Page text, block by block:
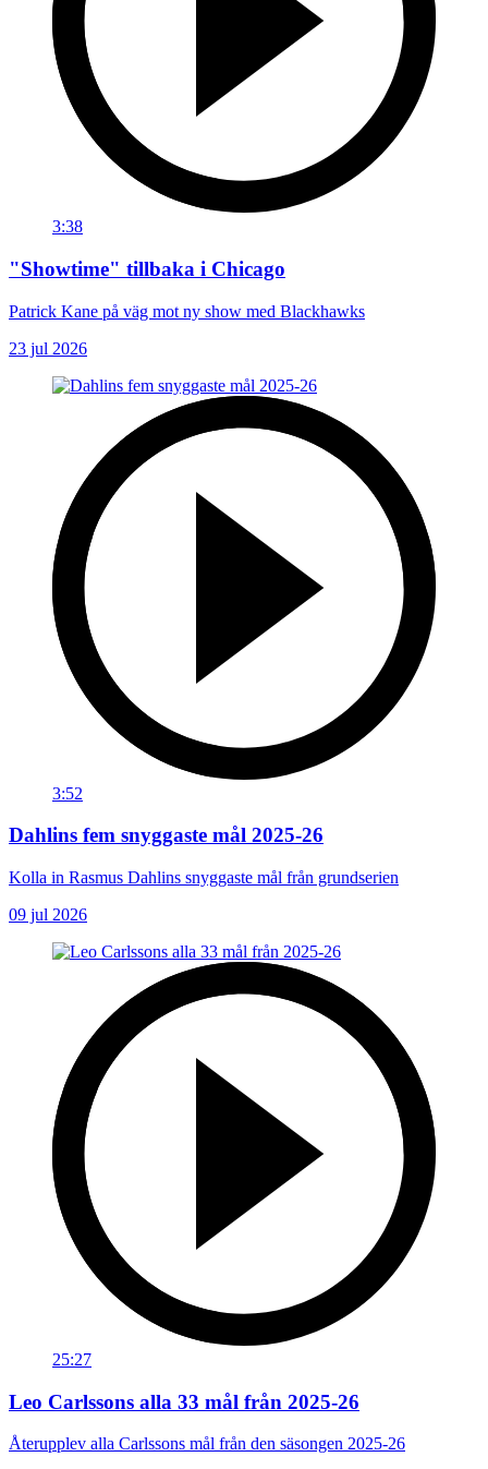
3:38
"Showtime" tillbaka i Chicago
Patrick Kane på väg mot ny show med Blackhawks
23 jul 2026
3:52
Dahlins fem snyggaste mål 2025-26
Kolla in Rasmus Dahlins snyggaste mål från grundserien
09 jul 2026
25:27
Leo Carlssons alla 33 mål från 2025-26
Återupplev alla Carlssons mål från den säsongen 2025-26